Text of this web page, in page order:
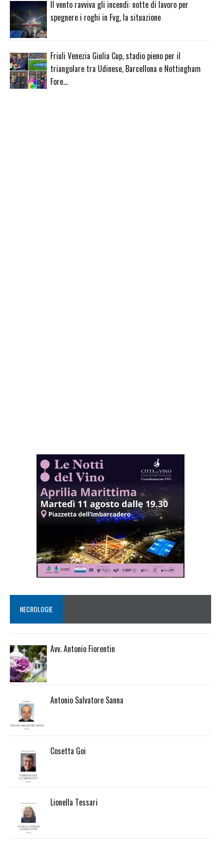
Il vento ravviva gli incendi: notte di lavoro per
spegnere i roghi in Fvg, la situazione
Friuli Venezia Giulia Cup, stadio pieno per il
triangolare tra Udinese, Barcellona e Nottingham
Fore…
NECROLOGIE
Avv. Antonio Fiorentin
Antonio Salvatore Sanna
Cosetta Goi
Lionella Tessari